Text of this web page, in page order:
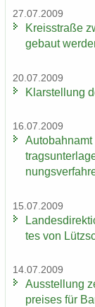
27.07.2009
Kreis­stra­ße
ge­baut
20.07.2009
Klar­stel­lung
16.07.2009
15.07.2009
tes von
14.07.2009
Aus­stel­lung
prei­ses für